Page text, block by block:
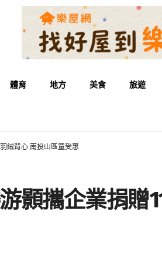
體育 地方 美食 旅遊
絨背心 南投山區童受惠
顥攜企業捐贈